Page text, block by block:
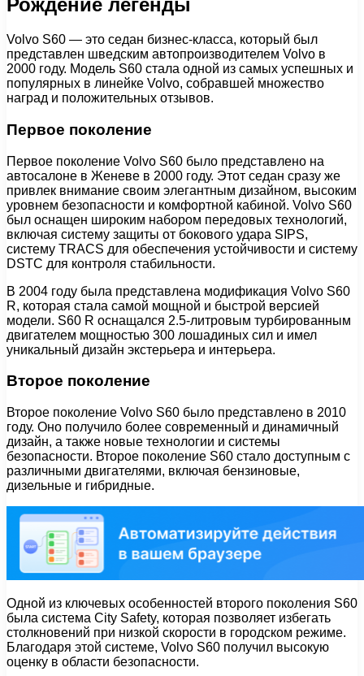
Рождение легенды
Volvo S60 — это седан бизнес-класса, который был
представлен шведским автопроизводителем Volvo в
2000 году. Модель S60 стала одной из самых успешных и
популярных в линейке Volvo, собравшей множество
наград и положительных отзывов.
Первое поколение
Первое поколение Volvo S60 было представлено на
автосалоне в Женеве в 2000 году. Этот седан сразу же
привлек внимание своим элегантным дизайном, высоким
уровнем безопасности и комфортной кабиной. Volvo S60
был оснащен широким набором передовых технологий,
включая систему защиты от бокового удара SIPS,
систему TRACS для обеспечения устойчивости и систему
DSTC для контроля стабильности.
В 2004 году была представлена модификация Volvo S60
R, которая стала самой мощной и быстрой версией
модели. S60 R оснащался 2.5-литровым турбированным
двигателем мощностью 300 лошадиных сил и имел
уникальный дизайн экстерьера и интерьера.
Второе поколение
Второе поколение Volvo S60 было представлено в 2010
году. Оно получило более современный и динамичный
дизайн, а также новые технологии и системы
безопасности. Второе поколение S60 стало доступным с
различными двигателями, включая бензиновые,
дизельные и гибридные.
Одной из ключевых особенностей второго поколения S60
была система City Safety, которая позволяет избегать
столкновений при низкой скорости в городском режиме.
Благодаря этой системе, Volvo S60 получил высокую
оценку в области безопасности.